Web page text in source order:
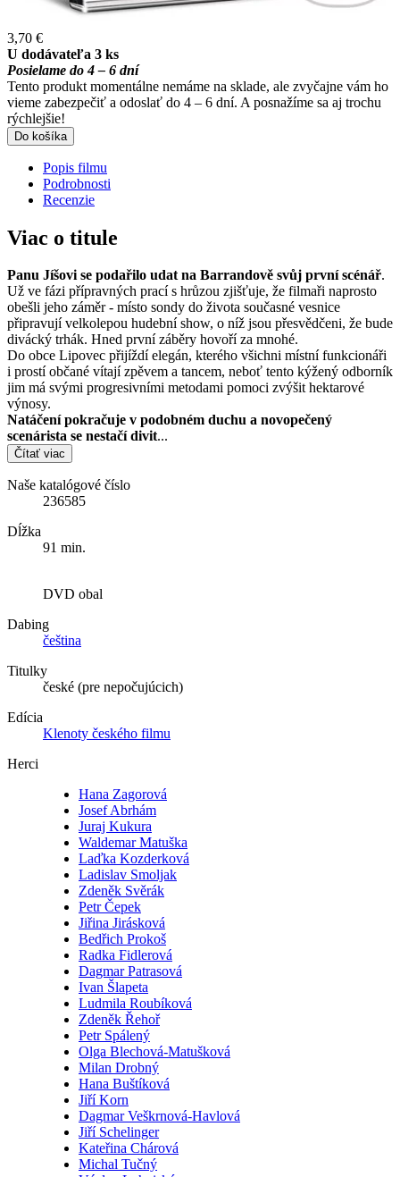
3,70 €
U dodávateľa 3 ks
Posielame do 4 – 6 dní
Tento produkt momentálne nemáme na sklade, ale zvyčajne vám ho
vieme zabezpečiť a odoslať do 4 – 6 dní. A posnažíme sa aj trochu
rýchlejšie!
Do košíka
Popis filmu
Podrobnosti
Recenzie
Viac o titule
Panu Jíšovi se podařilo udat na Barrandově svůj první scénář.
Už ve fázi přípravných prací s hrůzou zjišťuje, že filmaři naprosto
obešli jeho záměr - místo sondy do života současné vesnice
připravují velkolepou hudební show, o níž jsou přesvědčeni, že bude
divácký trhák. Hned první záběry hovoří za mnohé.
Do obce Lipovec přijíždí elegán, kterého všichni místní funkcionáři
i prostí občané vítají zpěvem a tancem, neboť tento kýžený odborník
jim má svými progresivními metodami pomoci zvýšit hektarové
výnosy.
Natáčení pokračuje v podobném duchu a novopečený
scenárista se nestačí divit...
Čítať viac
Naše katalógové číslo
236585
Dĺžka
91 min.
DVD obal
Dabing
čeština
Titulky
české (pre nepočujúcich)
Edícia
Klenoty českého filmu
Herci
Hana Zagorová
Josef Abrhám
Juraj Kukura
Waldemar Matuška
Laďka Kozderková
Ladislav Smoljak
Zdeněk Svěrák
Petr Čepek
Jiřina Jirásková
Bedřich Prokoš
Radka Fidlerová
Dagmar Patrasová
Ivan Šlapeta
Ludmila Roubíková
Zdeněk Řehoř
Petr Spálený
Olga Blechová-Matušková
Milan Drobný
Hana Buštíková
Jiří Korn
Dagmar Veškrnová-Havlová
Jiří Schelinger
Kateřina Chárová
Michal Tučný